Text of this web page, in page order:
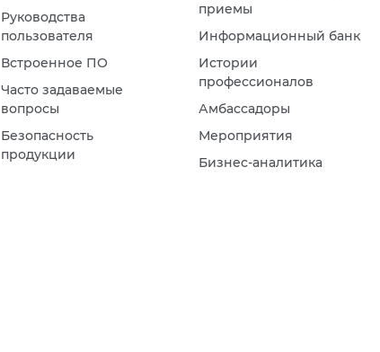
Руководства
пользователя
Встроенное ПО
Часто задаваемые
вопросы
Безопасность
продукции
приемы
Информационный банк
Истории
профессионалов
Амбассадоры
Мероприятия
Бизнес-аналитика